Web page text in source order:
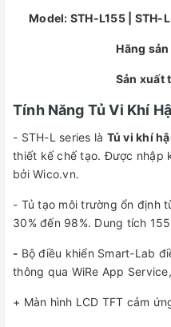
Model: STH-L155 |
Hãng
Sản xuất
Tính Năng Tủ Vi Khí
- STH-L series là Tủ vi khí
thiết kế chế tạo. Được nhập
bởi Wico.vn.
- Tủ tạo môi trường ổn định
30% đến 98%. Dung tích
- Bộ điều khiển Smart-Lab
thông qua WiRe App
+ Màn hình LCD TFT cảm